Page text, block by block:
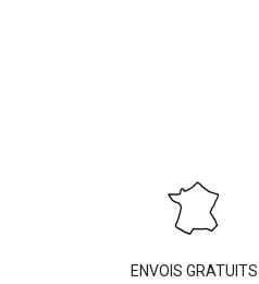
ENVOIS GRATUITS